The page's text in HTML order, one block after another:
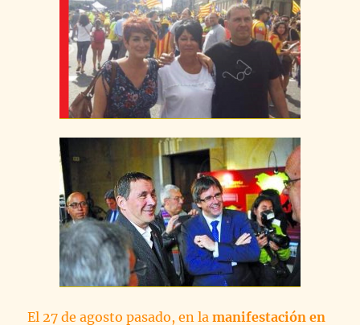
El 27 de agosto pasado, en lamanifestación en